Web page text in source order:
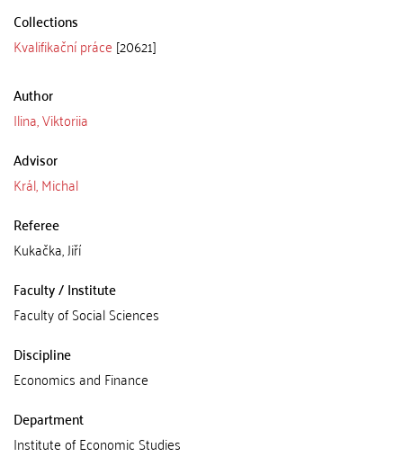
Collections
Kvalifikační práce [20621]
Author
Ilina, Viktoriia
Advisor
Král, Michal
Referee
Kukačka, Jiří
Faculty / Institute
Faculty of Social Sciences
Discipline
Economics and Finance
Department
Institute of Economic Studies